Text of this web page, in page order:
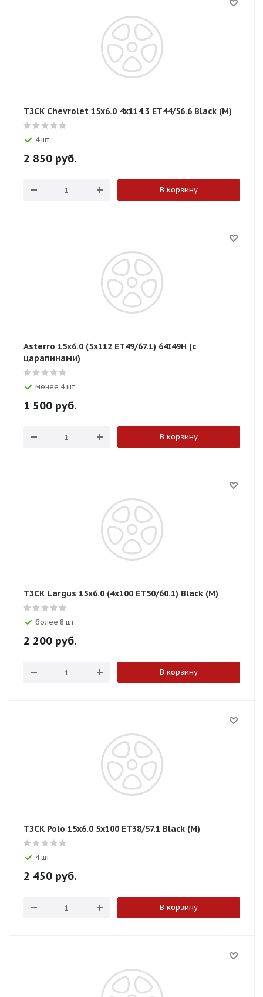
ТЗСК Chevrolet 15x6.0 4x114.3 ET44/56.6 Black (М)
4 шт
2 850 руб.
В корзину
Asterro 15x6.0 (5x112 ЕТ49/67.1) 64I49H (с
царапинами)
менее 4 шт
1 500 руб.
В корзину
ТЗСК Largus 15x6.0 (4x100 ЕТ50/60.1) Black (М)
более 8 шт
2 200 руб.
В корзину
ТЗСК Polo 15x6.0 5x100 ET38/57.1 Black (М)
4 шт
2 450 руб.
В корзину